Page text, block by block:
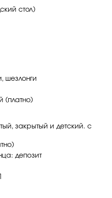
стол)
шезлонги
(платно)
закрытый и детский. с
депозит